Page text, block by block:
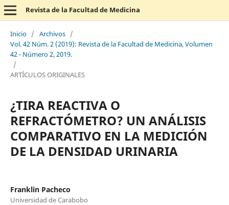
Revista de la Facultad de Medicina
Inicio / Archivos /
Vol. 42 Núm. 2 (2019): Revista de la Facultad de Medicina, Volumen
42 - Número 2, 2019.
/
ARTÍCULOS ORIGINALES
¿TIRA REACTIVA O
REFRACTÓMETRO? UN ANÁLISIS
COMPARATIVO EN LA MEDICIÓN
DE LA DENSIDAD URINARIA
Franklin Pacheco
Universidad de Carabobo